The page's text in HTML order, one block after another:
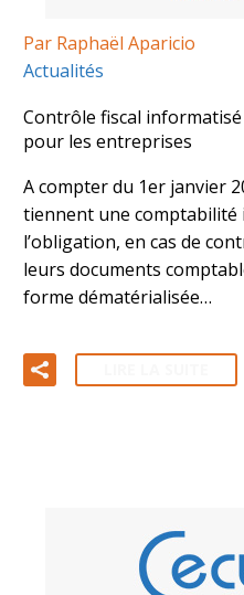
Par Raphaël Aparicio
Actualités
Contrôle fiscal
pour les entreprises
A compter du 1er janvier
tiennent une
l’obligation, en cas de
leurs documents
forme dématérialisée…